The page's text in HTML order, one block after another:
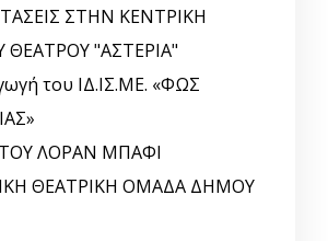
ΣΤΗΝ ΚΕΝΤΡΙΚΗ
"ΑΣΤΕΡΙΑ"
του ΙΔ.ΙΣ.ΜΕ. «ΦΩΣ
ΤΟΥ ΛΟΡΑΝ ΜΠΑΦΙ
ΘΕΑΤΡΙΚΗ ΟΜΑΔΑ ΔΗΜΟΥ